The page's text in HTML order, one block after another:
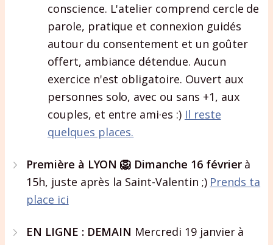
conscience. L'atelier comprend cercle de
parole, pratique et connexion guidés
autour du consentement et un goûter
offert, ambiance détendue. Aucun
exercice n'est obligatoire. Ouvert aux
personnes solo, avec ou sans +1, aux
couples, et entre ami·es :) Il reste
quelques places.
Première à LYON 🦁 Dimanche 16 févrierà
15h, juste après la Saint-Valentin ;) Prends ta
place ici
EN LIGNE : DEMAIN Mercredi 19 janvier à